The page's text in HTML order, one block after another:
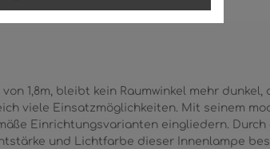
1,8m, bleibt kein Raumwinkel mehr dunkel,
viele Einsatzmöglichkeiten. Mit seinem
Einrichtungsvarianten eingliedern. Durch
und Lichtfarbe dieser Innenlampe